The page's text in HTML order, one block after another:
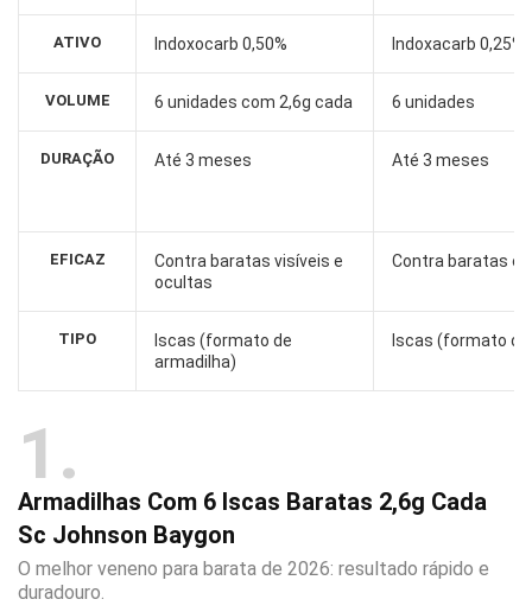
ATIVO
VOLUME
DURAÇÃO
EFICAZ
TIPO
Indoxocarb 0,50%
6 unidades com 2,6g cada
Até 3 meses
Contra baratas visíveis e
ocultas
Iscas (formato de
armadilha)
Indoxacarb 0,25%
6 unidades
Até 3 meses
Contra baratas
Iscas (formato de
1
Armadilhas Com 6 Iscas Baratas 2,6g Cada
Sc Johnson Baygon
O melhor veneno para barata de 2026: resultado rápido e
duradouro.